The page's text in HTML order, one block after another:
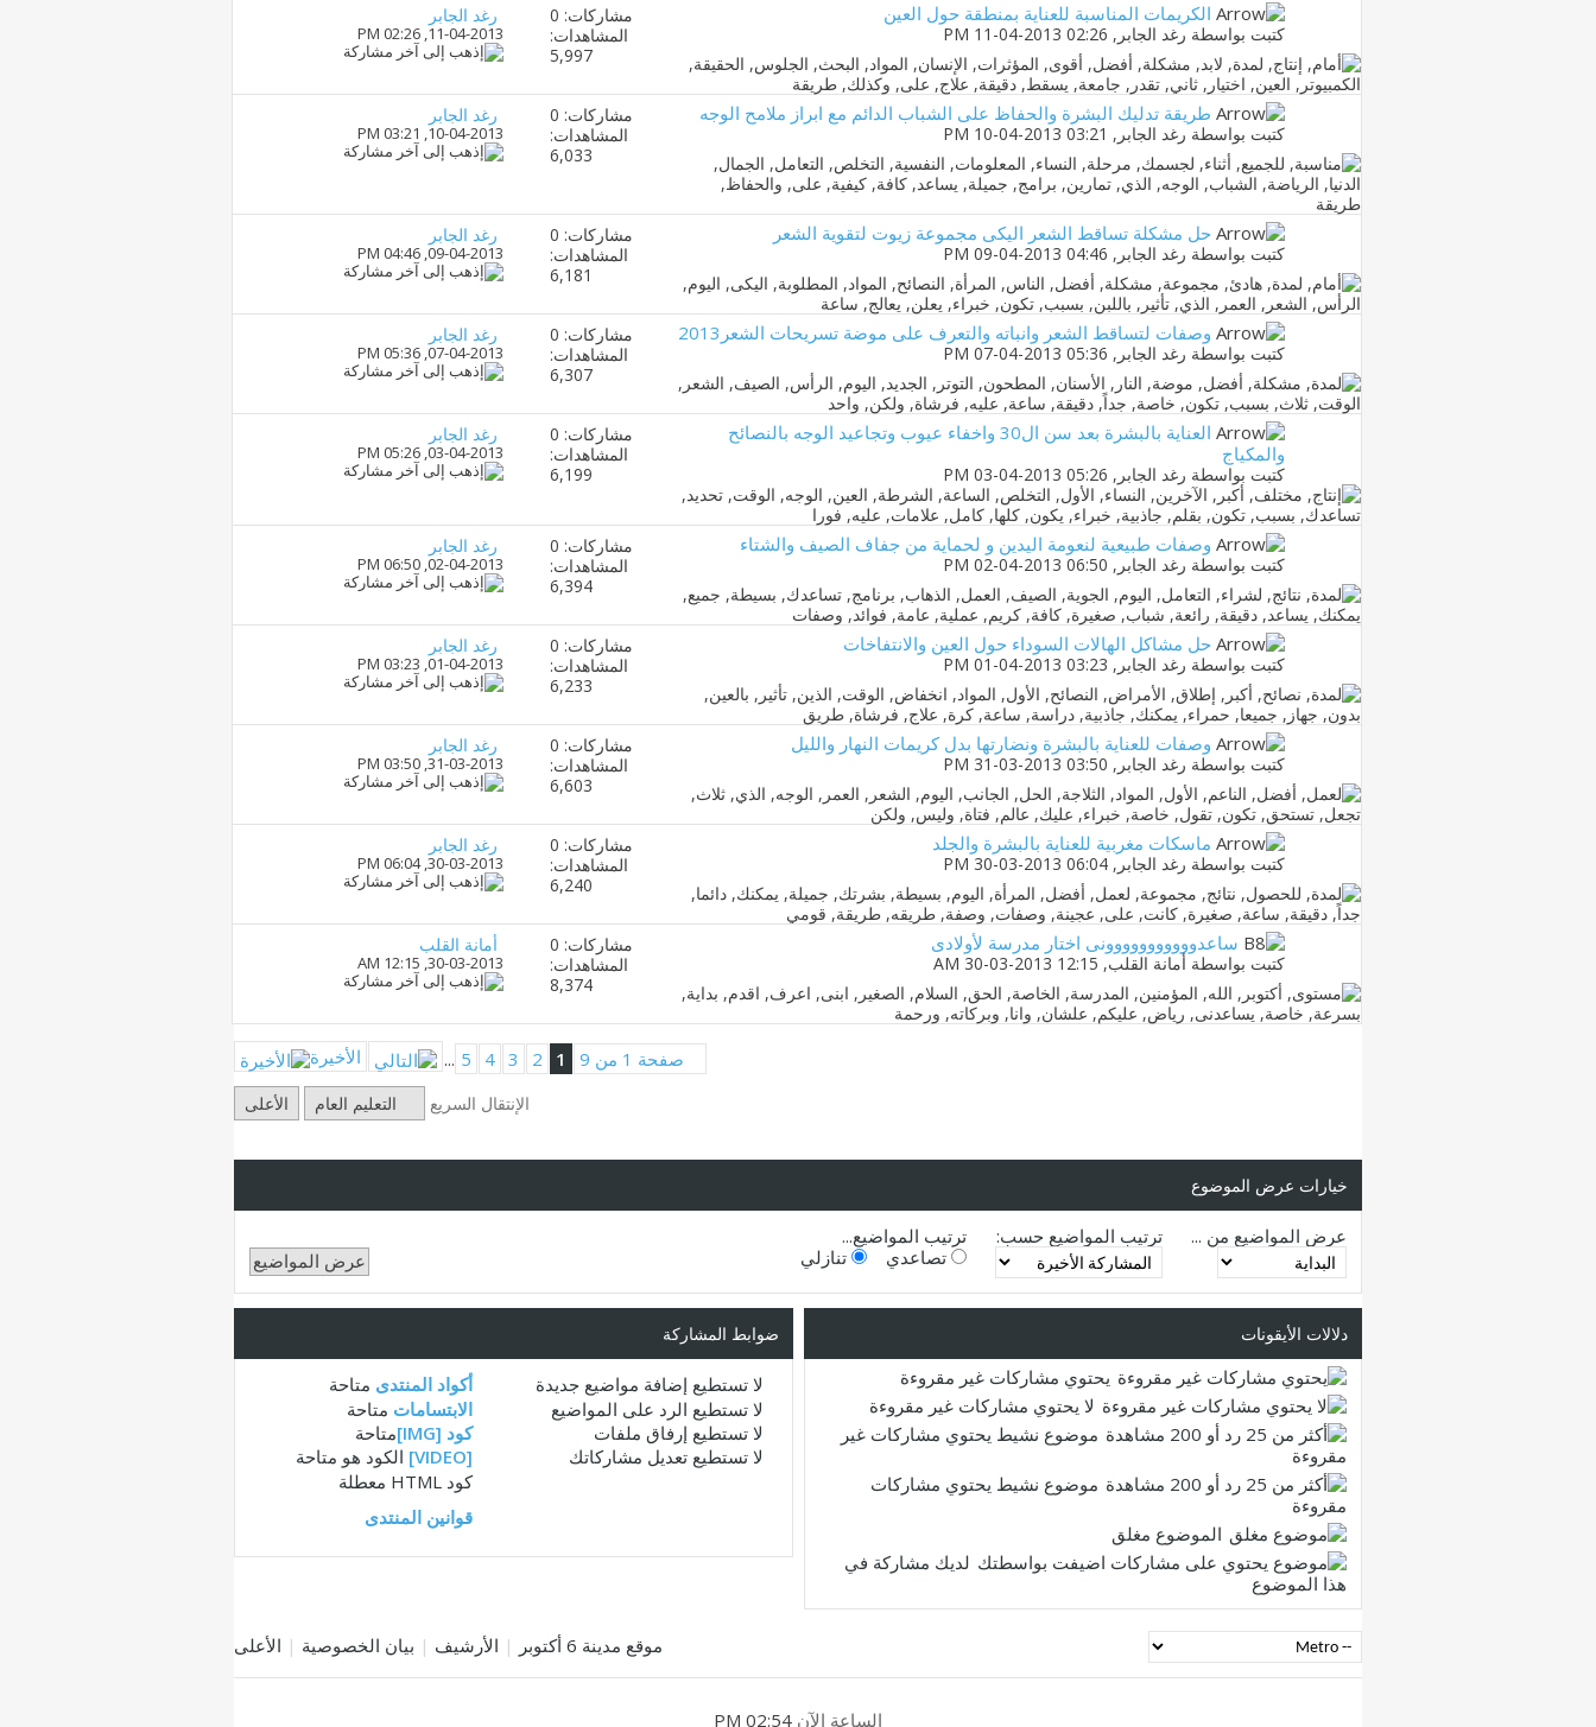
الكريمات المناسبة للعناية بمنطقة حول العين
كتبت بواسطة رغد الجابر ‏, 11-04-2013 02:26 PM
مشاركات: 0
المشاهدات:
5,997
رغد الجابر
11-04-2013,
02:26 PM
طريقة تدليك البشرة والحفاظ على الشباب الدائم مع ابراز ملامح الوجه
كتبت بواسطة رغد الجابر ‏, 10-04-2013 03:21 PM
مشاركات: 0
المشاهدات:
6,033
رغد الجابر
10-04-2013,
03:21 PM
حل مشكلة تساقط الشعر اليكى مجموعة زيوت لتقوية الشعر
كتبت بواسطة رغد الجابر ‏, 09-04-2013 04:46 PM
مشاركات: 0
المشاهدات:
6,181
رغد الجابر
09-04-2013,
04:46 PM
وصفات لتساقط الشعر وانباته والتعرف على موضة تسريحات الشعر2013
كتبت بواسطة رغد الجابر ‏, 07-04-2013 05:36 PM
مشاركات: 0
المشاهدات:
6,307
رغد الجابر
07-04-2013,
05:36 PM
العناية بالبشرة بعد سن ال30 واخفاء عيوب وتجاعيد الوجه بالنصائح
والمكياج
كتبت بواسطة رغد الجابر ‏, 03-04-2013 05:26 PM
مشاركات: 0
المشاهدات:
6,199
رغد الجابر
03-04-2013,
05:26 PM
وصفات طبيعية لنعومة اليدين و لحماية من جفاف الصيف والشتاء
كتبت بواسطة رغد الجابر ‏, 02-04-2013 06:50 PM
مشاركات: 0
المشاهدات:
6,394
رغد الجابر
02-04-2013,
06:50 PM
حل مشاكل الهالات السوداء حول العين والانتفاخات
كتبت بواسطة رغد الجابر ‏, 01-04-2013 03:23 PM
مشاركات: 0
المشاهدات:
6,233
رغد الجابر
01-04-2013,
03:23 PM
وصفات للعناية بالبشرة ونضارتها بدل كريمات النهار والليل
كتبت بواسطة رغد الجابر ‏, 31-03-2013 03:50 PM
مشاركات: 0
المشاهدات:
6,603
رغد الجابر
31-03-2013,
03:50 PM
ماسكات مغربية للعناية بالبشرة والجلد
كتبت بواسطة رغد الجابر ‏, 30-03-2013 06:04 PM
مشاركات: 0
المشاهدات:
6,240
رغد الجابر
30-03-2013,
06:04 PM
ساعدووووووووووونى اختار مدرسة لأولادى
كتبت بواسطة أمانة القلب‏, 30-03-2013 12:15 AM
مشاركات: 0
المشاهدات:
8,374
أمانة القلب
30-03-2013,
12:15 AM
صفحة 1 من 9 1
2
3
4
5
... الأخيرة
الإنتقال السريع التعليم العام الأعلى
خيارات عرض الموضوع
عرض المواضيع من ... ترتيب المواضيع حسب:
ترتيب المواضيع...
تصاعدي
تنازلي
دلالات الأيقونات
يحتوي مشاركات غير مقروءة
لا يحتوي مشاركات غير مقروءة
موضوع نشيط يحتوي مشاركات غير
مقروءة
موضوع نشيط يحتوي مشاركات
مقروءة
الموضوع مغلق
لديك مشاركة في
هذا الموضوع
ضوابط المشاركة
لا تستطيع إضافة مواضيع جديدة
لا تستطيع الرد على المواضيع
لا تستطيع إرفاق ملفات
لا تستطيع تعديل مشاركاتك
أكواد المنتدى متاحة
الابتسامات متاحة
كود [IMG]
متاحة
[VIDEO]
الكود هو متاحة
كود HTML
معطلة
قوانين المنتدى
موقع مدينة 6 أكتوبر | الأرشيف | بيان الخصوصية | الأعلى
الساعة الآن 02:54 PM